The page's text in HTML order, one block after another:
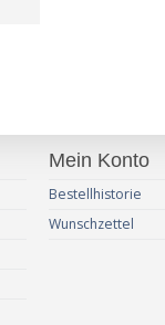
Mein Konto
Bestellhistorie
Wunschzettel